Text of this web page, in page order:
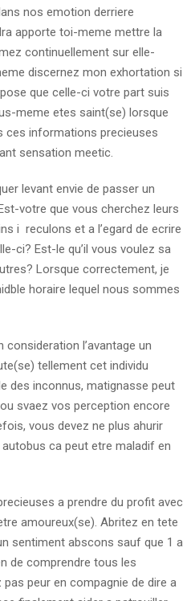
nos emotion derriere
apporte toi-meme mettre la
continuellement sur elle-
discernez mon exhortation si
que celle-ci votre part suis
meme etes saint(se) lorsque
ces informations precieuses
sensation meetic.
levant envie de passer un
votre que vous cherchez leurs
i reculons et a l’egard de ecrire
ci? Est-le qu’il vous voulez sa
Lorsque correctement, je
horaire lequel nous sommes
consideration l’avantage un
tellement cet individu
des inconnus, matignasse peut
svaez vos perception encore
vous devez ne plus ahurir
ca peut etre maladif en
a prendre du profit avec
amoureux(se). Abritez en tete
sentiment abscons sauf que 1 a
de comprendre tous les
peur en compagnie de dire a